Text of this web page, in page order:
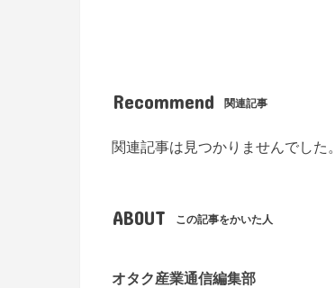
Recommend 関連記事
関連記事は見つかりませんでした。
ABOUT この記事をかいた人
オタク産業通信編集部